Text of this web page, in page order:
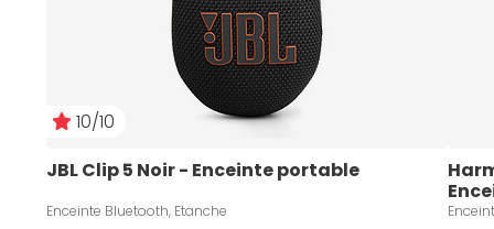
10/10
JBL Clip 5 Noir - Enceinte portable
Enceinte Bluetooth, Etanche